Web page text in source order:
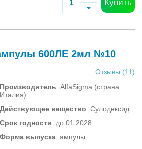
Купить
600ЛЕ 2мл №10
Отзывы (11)
Производитель: AlfaSigma (страна:
Италия)
Действующее вещество: Сулодексид
Срок годности: до 01.2028
Форма выпуска: ампулы